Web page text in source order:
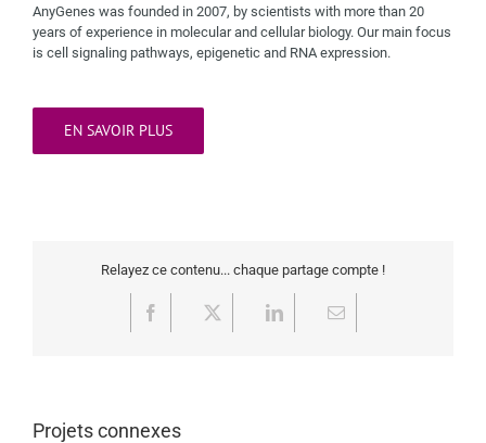
AnyGenes was founded in 2007, by scientists with more than 20
years of experience in molecular and cellular biology. Our main focus
is cell signaling pathways, epigenetic and RNA expression.
EN SAVOIR PLUS
Relayez ce contenu... chaque partage compte !
Facebook LinkedInEmail
Projets connexes